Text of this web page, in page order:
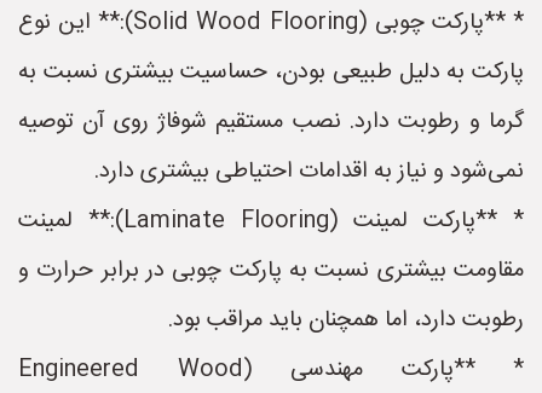
* **پارکت چوبی (Solid Wood Flooring):** این نوع
پارکت به دلیل طبیعی بودن، حساسیت بیشتری نسبت به
گرما و رطوبت دارد. نصب مستقیم شوفاژ روی آن توصیه
نمی‌شود و نیاز به اقدامات احتیاطی بیشتری دارد.
* **پارکت لمینت (Laminate Flooring):** لمینت
مقاومت بیشتری نسبت به پارکت چوبی در برابر حرارت و
رطوبت دارد، اما همچنان باید مراقب بود.
* **پارکت مهندسی (Engineered Wood